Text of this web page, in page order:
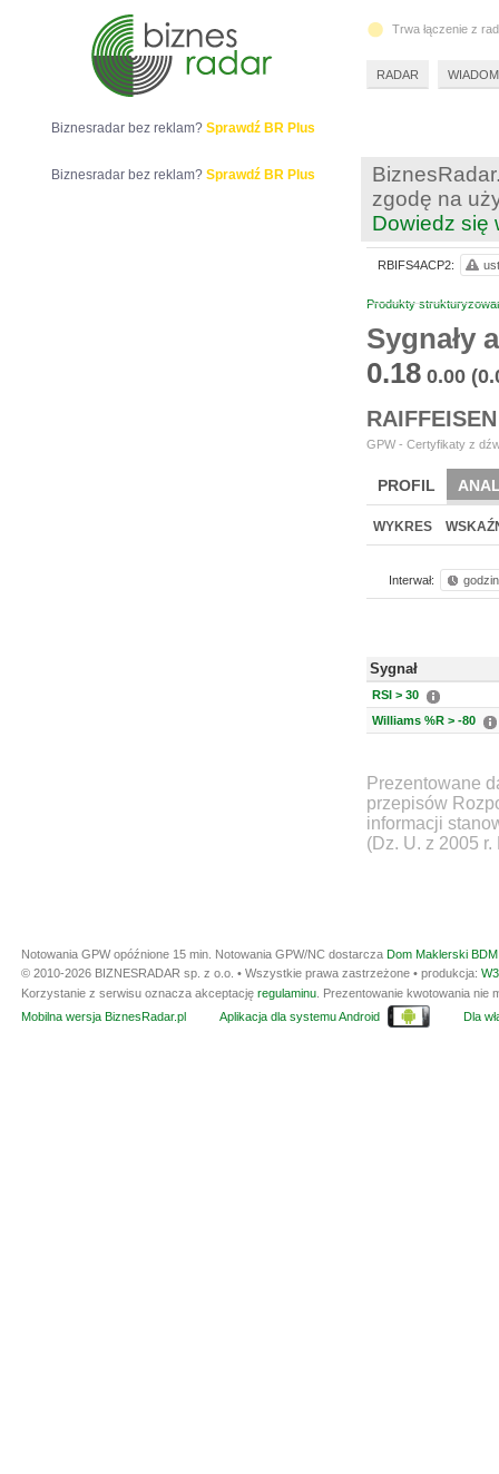
zgodę na
Dowiedz się
Produkty
Sygnały
0.18 0.00
GPW - Certyfikaty z
PROFIL
WYKRES
Interwał:
Sygnał
RSI > 30
Williams %R > -80
Prezentowane
przepisów
informacji
(Dz. U. z 2005
RBIFS4ACP2:
Biznesradar bez reklam? Sprawdź BR Plus
Biznesradar bez reklam? Sprawdź BR Plus
Trwa łączenie z
RADAR
Notowania GPW opóźnione 15 min. Notowania GPW/NC dostarcza Dom Maklerski
© 2010-2026 BIZNESRADAR sp. z o.o. • Wszystkie prawa zastrzeżone • produkcja:
Korzystanie z serwisu oznacza akceptację regulaminu . Prezentowanie kwotowania
Mobilna wersja BiznesRadar.pl
Aplikacja dla systemu Android Dla